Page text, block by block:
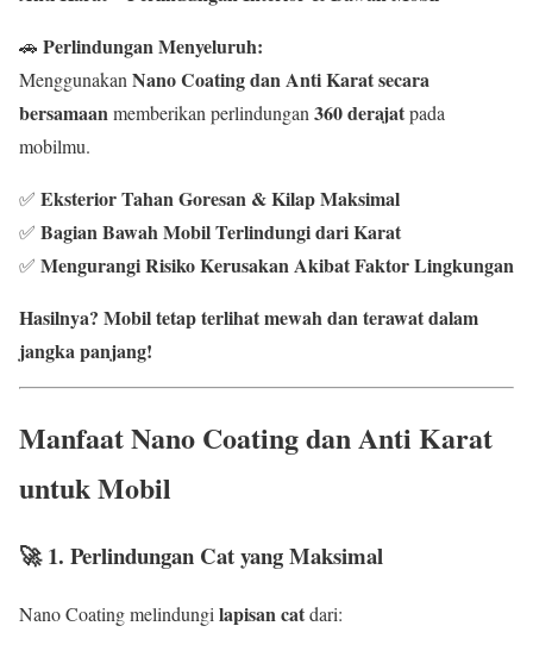
🚗 Perlindungan Menyeluruh:
MenggunakanNano Coating dan Anti Karat secara
bersamaanmemberikan perlindungan360 derajatpada
mobilmu.
✅ Eksterior Tahan Goresan & Kilap Maksimal
✅ Bagian Bawah Mobil Terlindungi dari Karat
✅ Mengurangi Risiko Kerusakan Akibat Faktor Lingkungan
Hasilnya? Mobil tetap terlihat mewah dan terawat dalam
jangka panjang!
Manfaat Nano Coating dan Anti Karat
untuk Mobil
🚀1. Perlindungan Cat yang Maksimal
Nano Coating melindungi lapisan catdari: